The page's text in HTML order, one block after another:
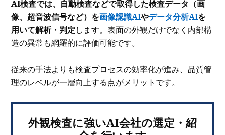
AI検査では、自動検査などで取得した検査データ（画
像、超音波信号など）を画像認識AIやデータ分析AIを
用いて解析・判定します。表面の外観だけでなく内部構
造の異常も網羅的に評価可能です。
従来の手法よりも検査プロセスの効率化が進み、品質管
理のレベルが一層向上する点がメリットです。
外観検査に強いAI会社の選定・紹